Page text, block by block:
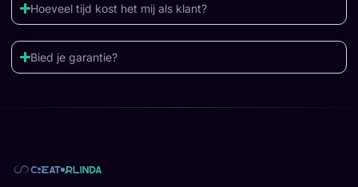
Hoeveel tijd kost het mij als klant?
Bied je garantie?